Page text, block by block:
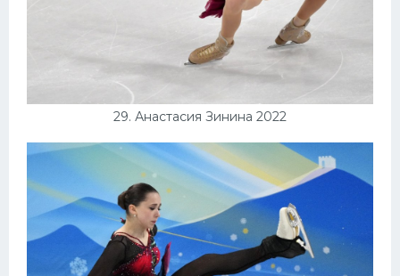
29. Анастасия Зинина 2022